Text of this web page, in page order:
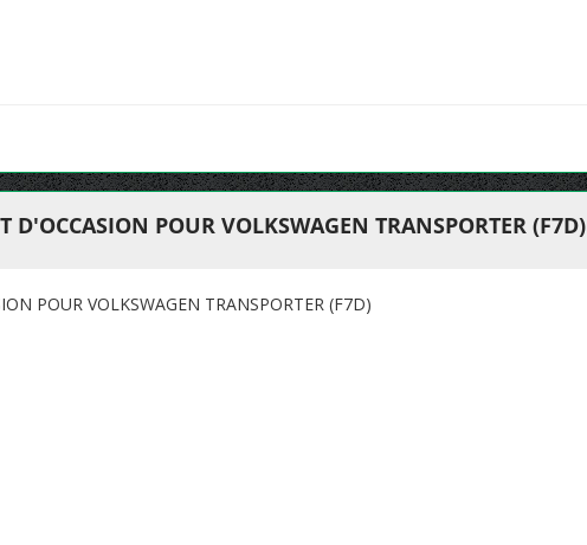
D'OCCASION POUR VOLKSWAGEN TRANSPORTER (F7D)
POUR VOLKSWAGEN TRANSPORTER (F7D)